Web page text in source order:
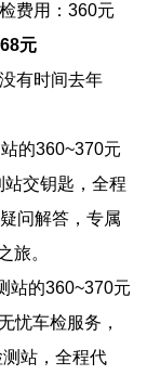
费用： 360元
元
有时间去年
的360~370元
交钥匙，全程
问解答，专属
旅。
站的360~370元
忧车检服务，
站，全程代